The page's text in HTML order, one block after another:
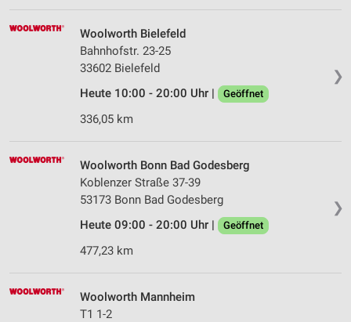
❯
Woolworth Bielefeld
Bahnhofstr. 23-25
33602 Bielefeld
Heute 10:00 - 20:00 Uhr |
Geöffnet
336,05 km
❯
Woolworth Bonn Bad Godesberg
Koblenzer Straße 37-39
53173 Bonn Bad Godesberg
Heute 09:00 - 20:00 Uhr |
Geöffnet
477,23 km
Woolworth Mannheim
T1 1-2